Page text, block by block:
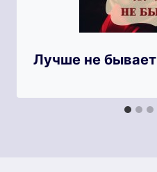
Лучше не бывает